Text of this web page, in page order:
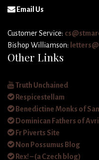
Email Us
Customer Service:
Bishop Williamson:
Other Links
Truth Unchained
Respicestellam
Benedictine Monks of
Dominican Fathers of
Fr Piverts Site
Non Possumus Blog
Rex! – (a Czech blog)